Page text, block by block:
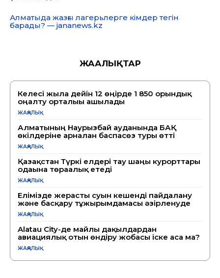
Алматыда жазғы лагерьлерге кімдер тегін
барады? — jananews.kz
ЖАҢАЛЫҚТАР
Келесі жылға дейін 12 өңірде 1 850 орындық
оңалту орталығы ашылады
ЖАҢАЛЫҚ
Алматының Наурызбай ауданында БАҚ
өкілдеріне арналған баспасөз туры өтті
ЖАҢАЛЫҚ
Қазақстан Түркі елдері тау шаңғы курорттары
одағына төрағалық етеді
ЖАҢАЛЫҚ
Елімізде жерасты суын кешенді пайдалану
және басқару тұжырымдамасы әзірленуде
ЖАҢАЛЫҚ
Alatau City-де майлы дақылдардан
авиациялық отын өндіру жобасы іске аса ма?
ЖАҢАЛЫҚ